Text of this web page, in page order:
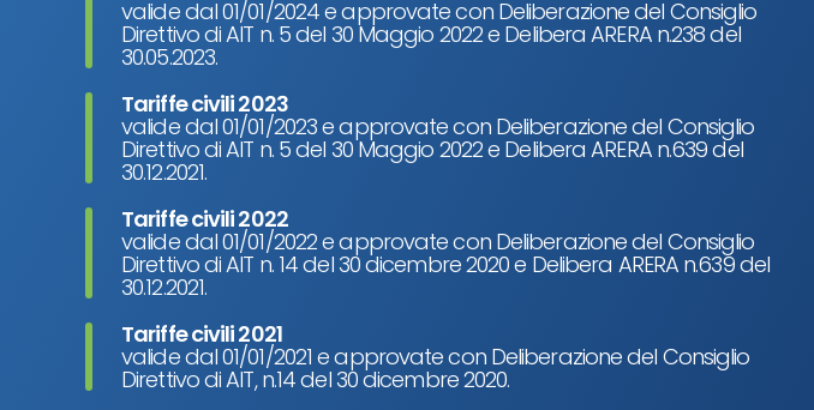
valide dal 01/01/2024 e approvate con Deliberazione del Consiglio
Direttivo di AIT n. 5 del 30 Maggio 2022 e Delibera ARERA n.238 del
30.05.2023.
Tariffe civili 2023
valide dal 01/01/2023 e approvate con Deliberazione del Consiglio
Direttivo di AIT n. 5 del 30 Maggio 2022 e Delibera ARERA n.639 del
30.12.2021.
Tariffe civili 2022
valide dal 01/01/2022 e approvate con Deliberazione del Consiglio
Direttivo di AIT n. 14 del 30 dicembre 2020 e Delibera ARERA n.639 del
30.12.2021.
Tariffe civili 2021
valide dal 01/01/2021 e approvate con Deliberazione del Consiglio
Direttivo di AIT, n.14 del 30 dicembre 2020.